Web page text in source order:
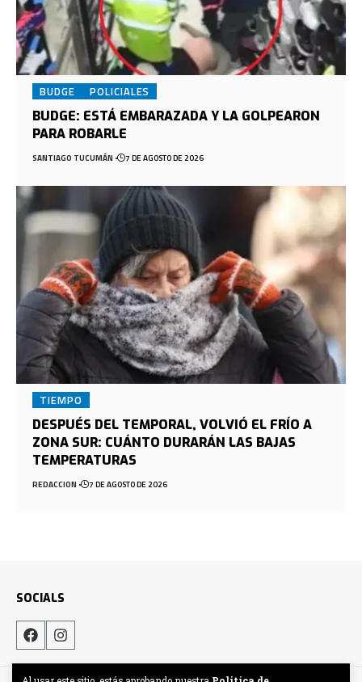
BUDGE POLICIALES
BUDGE: ESTÁ EMBARAZADA Y LA GOLPEARON
PARA ROBARLE
SANTIAGO TUCUMÁN 7 DE AGOSTO DE 2026
TIEMPO
DESPUÉS DEL TEMPORAL, VOLVIÓ EL FRÍO A
ZONA SUR: CUÁNTO DURARÁN LAS BAJAS
TEMPERATURAS
REDACCION 7 DE AGOSTO DE 2026
SOCIALS